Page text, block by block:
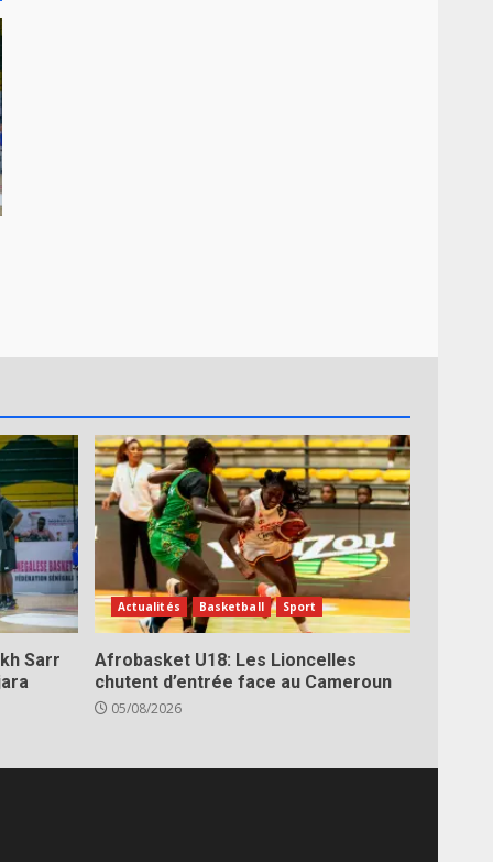
Sarr
Actualités Basketball Sport
Afrobasket U18: Les Lioncelles
chutent d’entrée face au Cameroun
05/08/2026